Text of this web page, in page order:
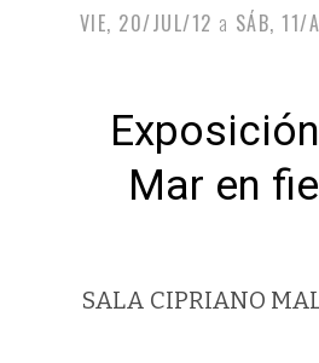
VIE, 20/JUL/12 a SÁB, 11/
Mar en
SALA CIPRIANO